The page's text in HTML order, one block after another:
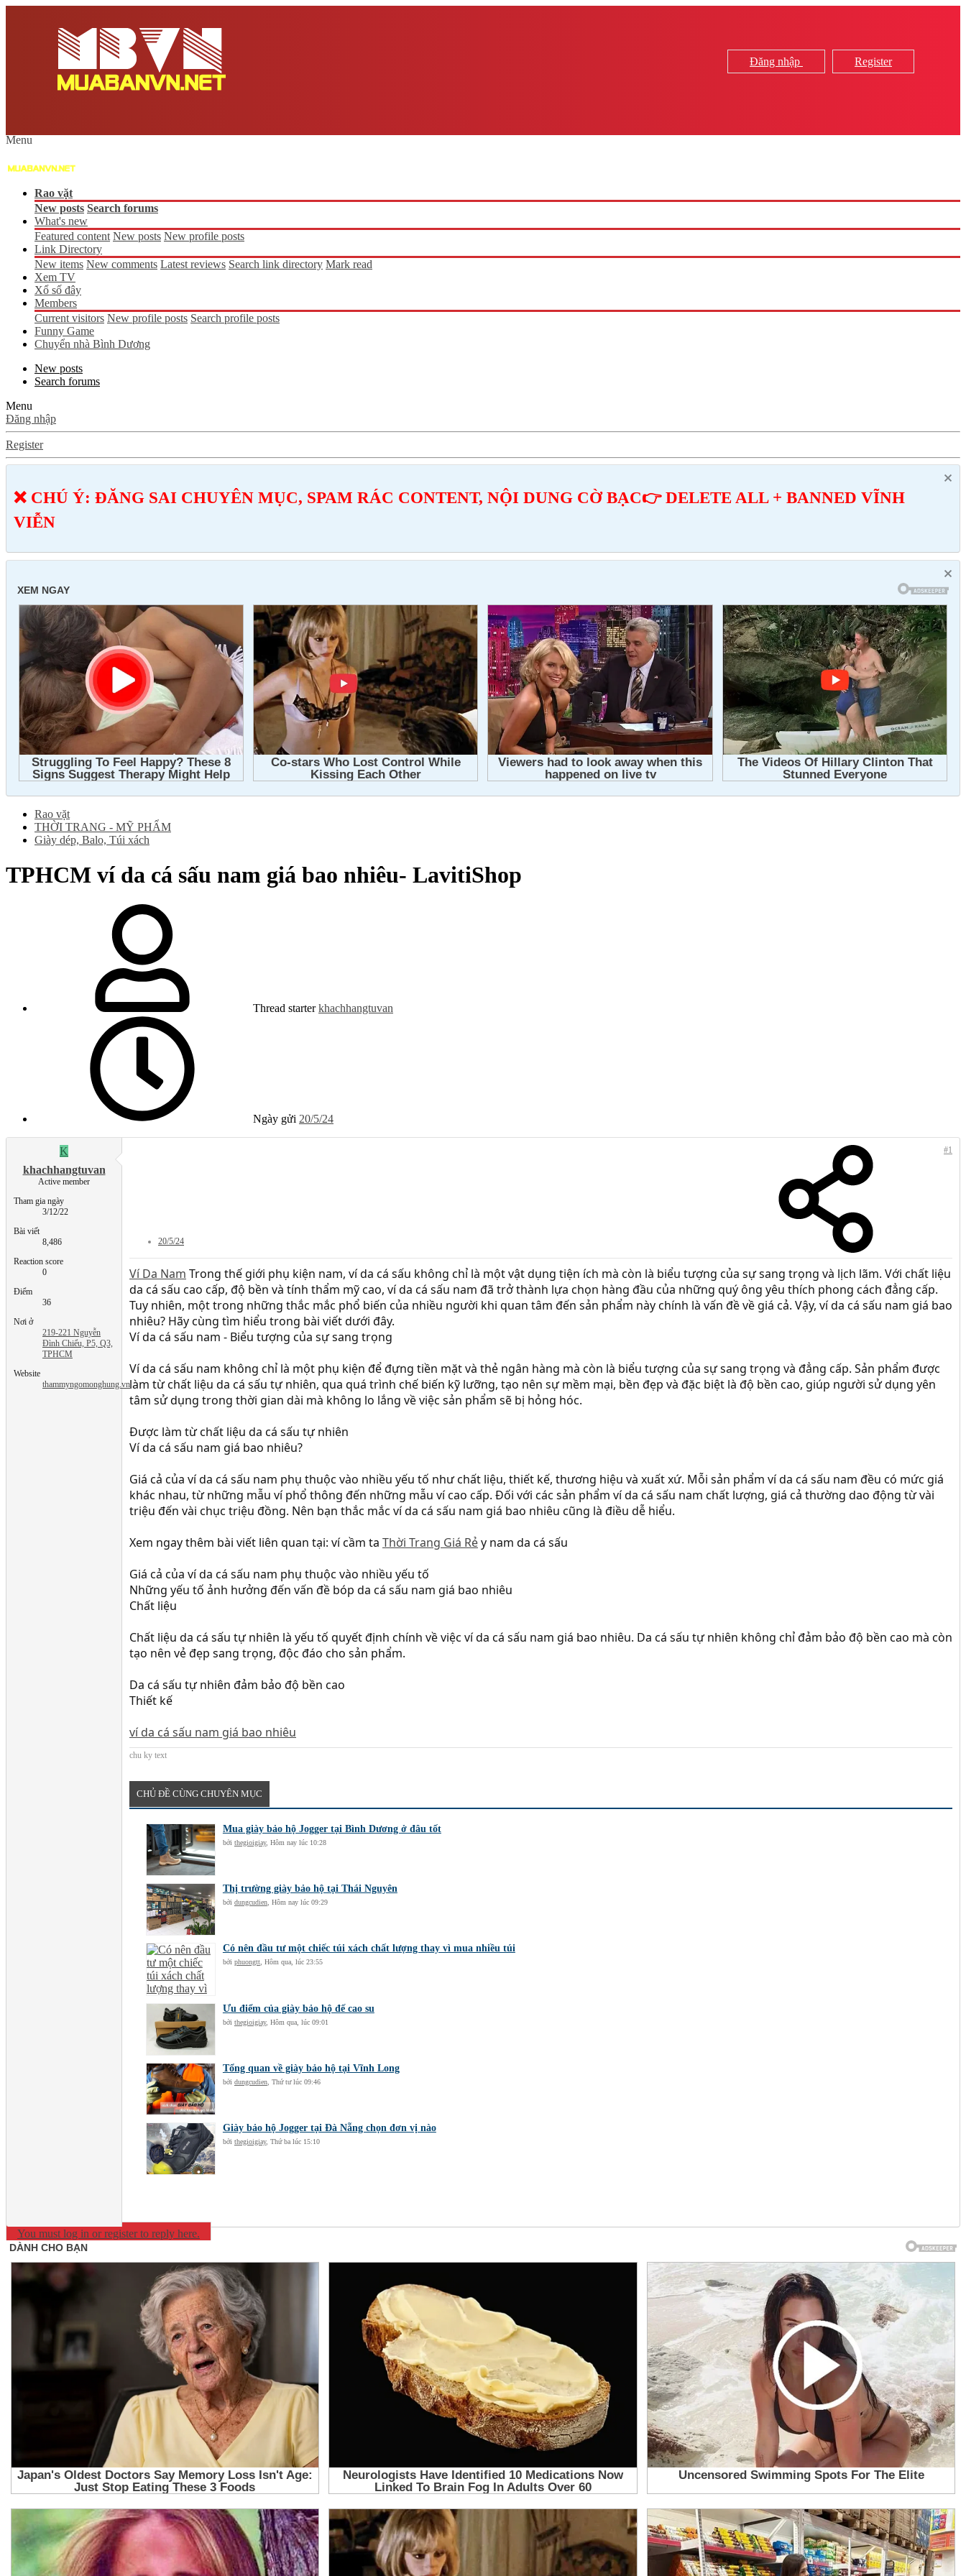
Đăng nhập Register
Menu
Rao vặt
New posts Search forums
What's new
Featured content New posts New profile posts
Link Directory
New items New comments Latest reviews Search link directory Mark read
Xem TV
Xổ số đây
Members
Current visitors New profile posts Search profile posts
Funny Game
Chuyển nhà Bình Dương
New posts
Search forums
Menu
Đăng nhập
Register
❌ CHÚ Ý: ĐĂNG SAI CHUYÊN MỤC, SPAM RÁC CONTENT, NỘI DUNG CỜ BẠC👉 DELETE ALL + BANNED VĨNH
VIỄN
Rao vặt
THỜI TRANG - MỸ PHẨM
Giày dép, Balo, Túi xách
TPHCM ví da cá sấu nam giá bao nhiêu- LavitiShop
Thread starter khachhangtuvan
Ngày gửi 20/5/24
K
khachhangtuvan
Active member
Tham gia ngày
3/12/22
Bài viết
8,486
Reaction score
0
Điểm
36
Nơi ở
219-221 Nguyễn
Đình Chiểu, P5, Q3,
TPHCM
Website
thammyngomonghung.vn
20/5/24
#1
Ví Da Nam Trong thế giới phụ kiện nam, ví da cá sấu không chỉ là một vật dụng tiện ích mà còn là biểu tượng của sự sang trọng và lịch lãm. Với chất liệu
da cá sấu cao cấp, độ bền và tính thẩm mỹ cao, ví da cá sấu nam đã trở thành lựa chọn hàng đầu của những quý ông yêu thích phong cách đẳng cấp.
Tuy nhiên, một trong những thắc mắc phổ biến của nhiều người khi quan tâm đến sản phẩm này chính là vấn đề về giá cả. Vậy, ví da cá sấu nam giá bao
nhiêu? Hãy cùng tìm hiểu trong bài viết dưới đây.
Ví da cá sấu nam - Biểu tượng của sự sang trọng
Ví da cá sấu nam không chỉ là một phụ kiện để đựng tiền mặt và thẻ ngân hàng mà còn là biểu tượng của sự sang trọng và đẳng cấp. Sản phẩm được
làm từ chất liệu da cá sấu tự nhiên, qua quá trình chế biến kỹ lưỡng, tạo nên sự mềm mại, bền đẹp và đặc biệt là độ bền cao, giúp người sử dụng yên
tâm sử dụng trong thời gian dài mà không lo lắng về việc sản phẩm sẽ bị hỏng hóc.
Được làm từ chất liệu da cá sấu tự nhiên
Ví da cá sấu nam giá bao nhiêu?
Giá cả của ví da cá sấu nam phụ thuộc vào nhiều yếu tố như chất liệu, thiết kế, thương hiệu và xuất xứ. Mỗi sản phẩm ví da cá sấu nam đều có mức giá
khác nhau, từ những mẫu ví phổ thông đến những mẫu ví cao cấp. Đối với các sản phẩm ví da cá sấu nam chất lượng, giá cả thường dao động từ vài
triệu đến vài chục triệu đồng. Nên bạn thắc mắc ví da cá sấu nam giá bao nhiêu cũng là điều dễ hiểu.
Xem ngay thêm bài viết liên quan tại: ví cầm ta Thời Trang Giá Rẻy nam da cá sấu
Giá cả của ví da cá sấu nam phụ thuộc vào nhiều yếu tố
Những yếu tố ảnh hưởng đến vấn đề bóp da cá sấu nam giá bao nhiêu
Chất liệu
Chất liệu da cá sấu tự nhiên là yếu tố quyết định chính về việc ví da cá sấu nam giá bao nhiêu. Da cá sấu tự nhiên không chỉ đảm bảo độ bền cao mà còn
tạo nên vẻ đẹp sang trọng, độc đáo cho sản phẩm.
Da cá sấu tự nhiên đảm bảo độ bền cao
Thiết kế
ví da cá sấu nam giá bao nhiêu
chu ky text
CHỦ ĐỀ CÙNG CHUYÊN MỤC
Mua giày bảo hộ Jogger tại Bình Dương ở đâu tốt
bởi thegioigiay, Hôm nay lúc 10:28
Thị trường giày bảo hộ tại Thái Nguyên
bởi dungcudien, Hôm nay lúc 09:29
Có nên đầu tư một chiếc túi xách chất lượng thay vì mua nhiều túi
bởi phuongtt, Hôm qua, lúc 23:55
Ưu điểm của giày bảo hộ đế cao su
bởi thegioigiay, Hôm qua, lúc 09:01
Tổng quan về giày bảo hộ tại Vĩnh Long
bởi dungcudien, Thứ tư lúc 09:46
Giày bảo hộ Jogger tại Đà Nẵng chọn đơn vị nào
bởi thegioigiay, Thứ ba lúc 15:10
You must log in or register to reply here.